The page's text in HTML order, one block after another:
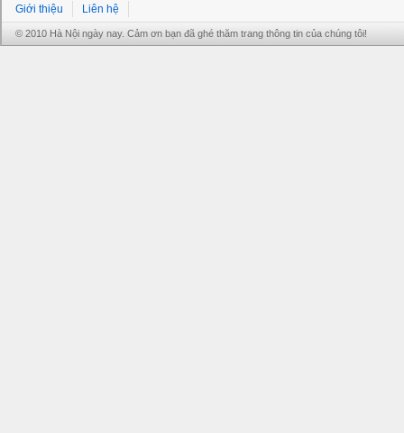
Giới thiệu Liên hệ
© 2010 Hà Nội ngày nay. Cảm ơn bạn đã ghé thăm trang thông tin của chúng tôi!